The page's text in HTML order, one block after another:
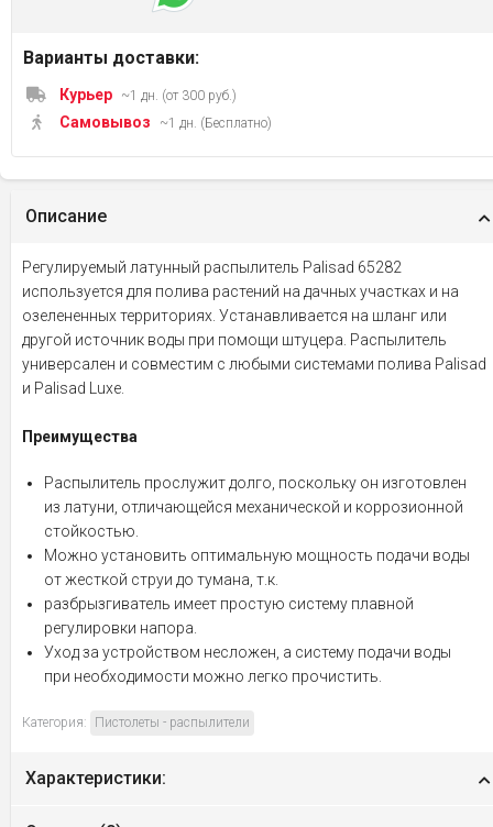
Варианты доставки:
Курьер ~1 дн. (от 300 руб.)
Самовывоз ~1 дн. (Бесплатно)
Описание
Регулируемый латунный распылитель Palisad 65282
используется для полива растений на дачных участках и на
озелененных территориях. Устанавливается на шланг или
другой источник воды при помощи штуцера. Распылитель
универсален и совместим с любыми системами полива Palisad
и Palisad Luxe.
Преимущества
Распылитель прослужит долго, поскольку он изготовлен
из латуни, отличающейся механической и коррозионной
стойкостью.
Можно установить оптимальную мощность подачи воды
от жесткой струи до тумана, т.к.
разбрызгиватель имеет простую систему плавной
регулировки напора.
Уход за устройством несложен, а систему подачи воды
при необходимости можно легко прочистить.
Категория: Пистолеты - распылители
Характеристики: